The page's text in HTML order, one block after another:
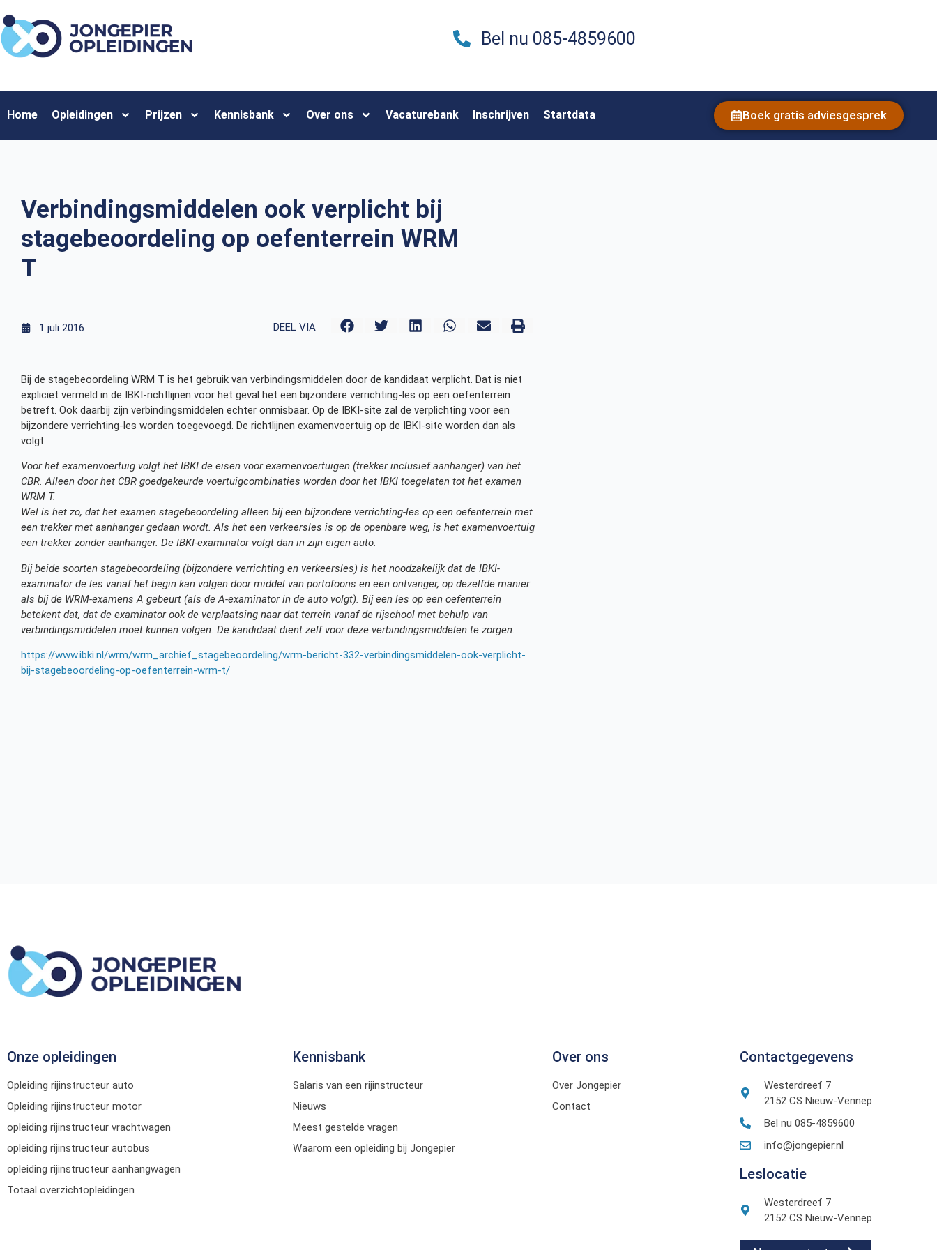
Bel nu 085-4859600
Home Opleidingen Prijzen Kennisbank Over ons Vacaturebank Inschrijven Startdata Boek gratis adviesgesprek
Verbindingsmiddelen ook verplicht bij
stagebeoordeling op oefenterrein WRM
T
1 juli 2016 DEEL VIA
Bij de stagebeoordeling WRM T is het gebruik van verbindingsmiddelen door de kandidaat verplicht. Dat is niet
expliciet vermeld in de IBKI-richtlijnen voor het geval het een bijzondere verrichting-les op een oefenterrein
betreft. Ook daarbij zijn verbindingsmiddelen echter onmisbaar. Op de IBKI-site zal de verplichting voor een
bijzondere verrichting-les worden toegevoegd. De richtlijnen examenvoertuig op de IBKI-site worden dan als
volgt:
Voor het examenvoertuig volgt het IBKI de eisen voor examenvoertuigen (trekker inclusief aanhanger) van het
CBR. Alleen door het CBR goedgekeurde voertuigcombinaties worden door het IBKI toegelaten tot het examen
WRM T.
Wel is het zo, dat het examen stagebeoordeling alleen bij een bijzondere verrichting-les op een oefenterrein met
een trekker met aanhanger gedaan wordt. Als het een verkeersles is op de openbare weg, is het examenvoertuig
een trekker zonder aanhanger. De IBKI-examinator volgt dan in zijn eigen auto.
Bij beide soorten stagebeoordeling (bijzondere verrichting en verkeersles) is het noodzakelijk dat de IBKI-
examinator de les vanaf het begin kan volgen door middel van portofoons en een ontvanger, op dezelfde manier
als bij de WRM-examens A gebeurt (als de A-examinator in de auto volgt). Bij een les op een oefenterrein
betekent dat, dat de examinator ook de verplaatsing naar dat terrein vanaf de rijschool met behulp van
verbindingsmiddelen moet kunnen volgen. De kandidaat dient zelf voor deze verbindingsmiddelen te zorgen.
https://www.ibki.nl/wrm/wrm_archief_stagebeoordeling/wrm-bericht-332-verbindingsmiddelen-ook-verplicht-
bij-stagebeoordeling-op-oefenterrein-wrm-t/
Onze opleidingen
Opleiding rijinstructeur auto
Opleiding rijinstructeur motor
opleiding rijinstructeur vrachtwagen
opleiding rijinstructeur autobus
opleiding rijinstructeur aanhangwagen
Totaal overzichtopleidingen
Kennisbank
Salaris van een rijinstructeur
Nieuws
Meest gestelde vragen
Waarom een opleiding bij Jongepier
Over ons
Over Jongepier
Contact
Contactgegevens
Westerdreef 7
2152 CS Nieuw-Vennep
Bel nu 085-4859600
info@jongepier.nl
Leslocatie
Westerdreef 7
2152 CS Nieuw-Vennep